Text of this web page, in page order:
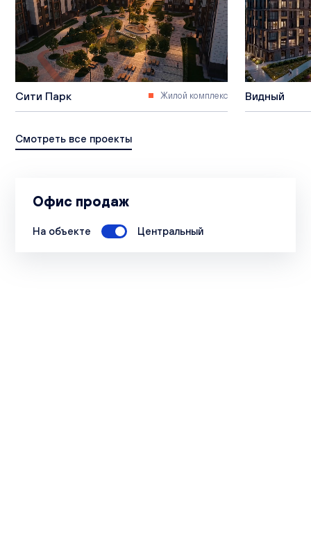
Сити Парк Жилой комплекс Видный
Смотреть все проекты
Офис продаж
На объекте Центральный